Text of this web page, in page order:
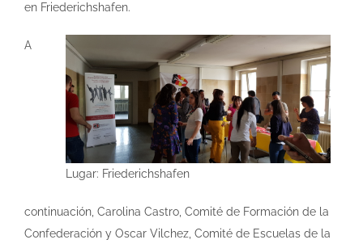
en Friederichshafen.
Lugar: Friederichshafen
A
continuación, Carolina Castro, Comité de Formación de la
Confederación y Oscar Vilchez, Comité de Escuelas de la